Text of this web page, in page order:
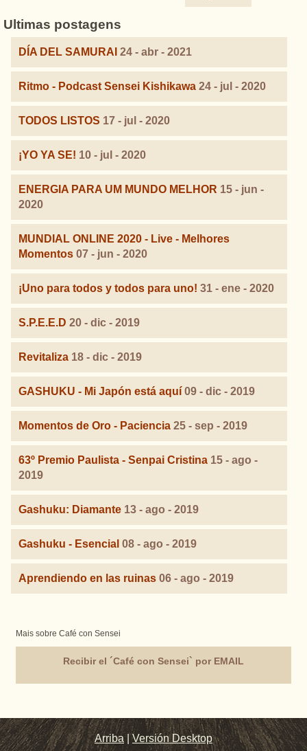
Ultimas postagens
DÍA DEL SAMURAI 24 - abr - 2021
Ritmo - Podcast Sensei Kishikawa 24 - jul - 2020
TODOS LISTOS 17 - jul - 2020
¡YO YA SE! 10 - jul - 2020
ENERGIA PARA UM MUNDO MELHOR 15 - jun -
2020
MUNDIAL ONLINE 2020 - Live - Melhores
Momentos 07 - jun - 2020
¡Uno para todos y todos para uno! 31 - ene - 2020
S.P.E.E.D 20 - dic - 2019
Revitaliza 18 - dic - 2019
GASHUKU - Mi Japón está aquí 09 - dic - 2019
Momentos de Oro - Paciencia 25 - sep - 2019
63º Premio Paulista - Senpai Cristina 15 - ago -
2019
Gashuku: Diamante 13 - ago - 2019
Gashuku - Esencial 08 - ago - 2019
Aprendiendo en las ruinas 06 - ago - 2019
Mais sobre Café con Sensei
Recibir el ´Café con Sensei` por EMAIL
Arriba |Versión Desktop